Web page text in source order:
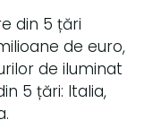
din 5 țări
de euro,
de iluminat
5 țări: Italia,